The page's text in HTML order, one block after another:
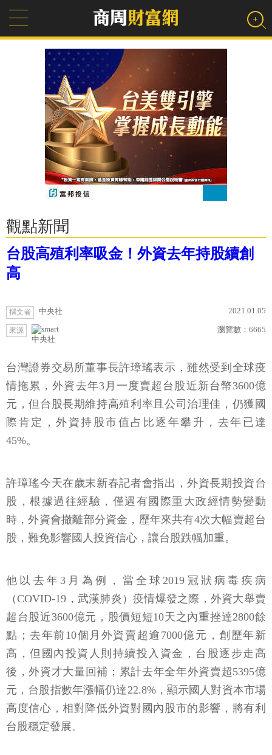
觀點新聞
台股高殖利率吸金！外資去年持股續創
高
撰文者 中央社 2021.01.05
來源
中央社
瀏覽數： 6665
台灣證券交易所董事長許璋瑤表示，雖然受到全球疫
情拖累，外資去年3月一度賣超台股近新台幣3600億
元，但台股長期維持高殖利率且公司治理佳，仍獲國
際肯定，外資持股市值占比逐年攀升，去年已達
45%。
許璋瑤今天在歲末新春記者會指出，外資長期投資台
股，根據過往經驗，僅遇有國際重大政經情勢變動
時，外資會撤離部分資金，歷年來共有4次大幅賣超台
股，難免影響國人投資信心，讓台股跌幅加重。
他以去年3月為例，當全球2019冠狀病毒疾病
（COVID-19，武漢肺炎）疫情爆發之際，外資大舉賣
超台股近3600億元，股價短短10天之內重挫達2800餘
點；去年前10個月外資賣超逾7000億元，創歷年新
高，但國內投資人則持續投入資金，台股逐步走高
後，外資才大量回補；累計去年全年外資賣超5395億
元，台股指數年漲幅仍達22.8%，顯示國人對資本市場
高度信心，相對降低外資對國內股市的影響，將有利
台股穩定發展。